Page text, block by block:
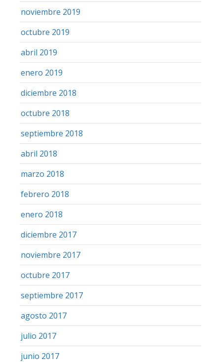
noviembre 2019
octubre 2019
abril 2019
enero 2019
diciembre 2018
octubre 2018
septiembre 2018
abril 2018
marzo 2018
febrero 2018
enero 2018
diciembre 2017
noviembre 2017
octubre 2017
septiembre 2017
agosto 2017
julio 2017
junio 2017